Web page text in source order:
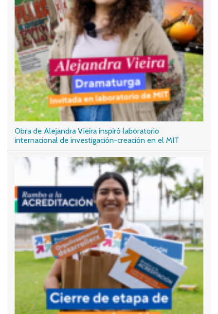
Obra de Alejandra Vieira inspiró laboratorio
internacional de investigación-creación en el MIT